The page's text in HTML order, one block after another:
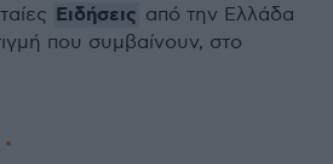
Ειδήσεις από την Ελλάδα
που συμβαίνουν, στο